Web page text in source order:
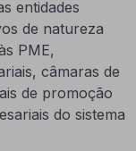
entidades
de natureza
PME,
câmaras de
de promoção
do sistema